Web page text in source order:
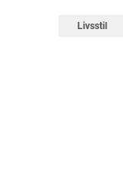
Livsstil